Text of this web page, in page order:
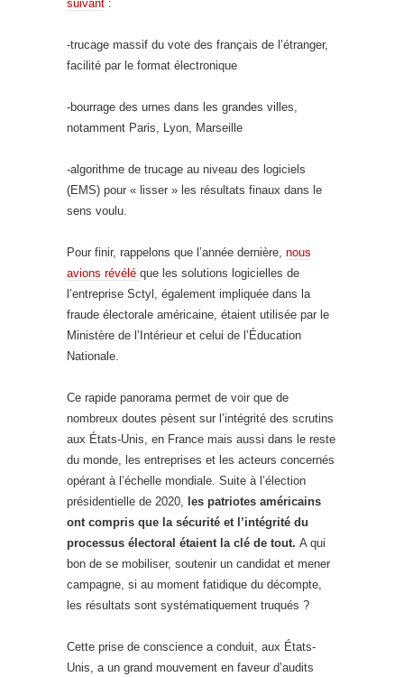
suivant :
-trucage massif du vote des français de l’étranger,
facilité par le format électronique
-bourrage des urnes dans les grandes villes,
notamment Paris, Lyon, Marseille
-algorithme de trucage au niveau des logiciels
(EMS) pour « lisser » les résultats finaux dans le
sens voulu.
Pour finir, rappelons que l’année dernière, nous
avions révélé que les solutions logicielles de
l’entreprise Sctyl, également impliquée dans la
fraude électorale américaine, étaient utilisée par le
Ministère de l’Intérieur et celui de l’Éducation
Nationale.
Ce rapide panorama permet de voir que de
nombreux doutes pèsent sur l’intégrité des scrutins
aux États-Unis, en France mais aussi dans le reste
du monde, les entreprises et les acteurs concernés
opérant à l’échelle mondiale. Suite à l’élection
présidentielle de 2020, les patriotes américains
ont compris que la sécurité et l’intégrité du
processus électoral étaient la clé de tout. A qui
bon de se mobiliser, soutenir un candidat et mener
campagne, si au moment fatidique du décompte,
les résultats sont systématiquement truqués ?
Cette prise de conscience a conduit, aux États-
Unis, a un grand mouvement en faveur d’audits